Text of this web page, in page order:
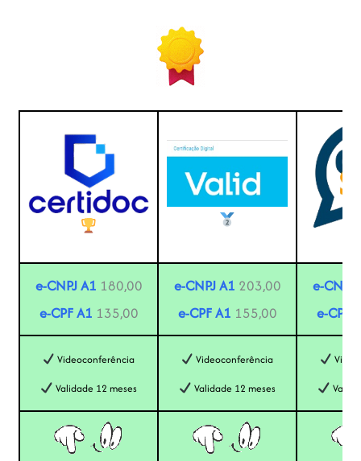
e-CNPJ A1 180,00
e-CPF A1 135,00
e-CNPJ A1 203,00
e-CPF A1 155,00
e-CNPJ
e-CPF
Videoconferência
Validade 12 meses
Videoconferência
Validade 12 meses